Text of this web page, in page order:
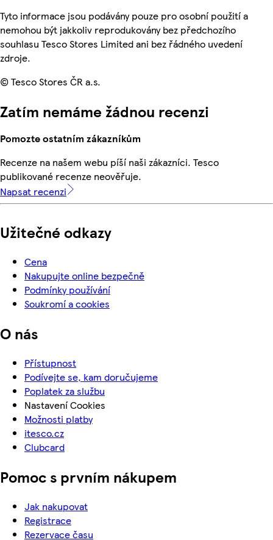
Tyto informace jsou podávány pouze pro osobní použití a
nemohou být jakkoliv reprodukovány bez předchozího
souhlasu Tesco Stores Limited ani bez řádného uvedení
zdroje.
© Tesco Stores ČR a.s.
Zatím nemáme žádnou recenzi
Pomozte ostatním zákazníkům
Recenze na našem webu píší naši zákazníci. Tesco
publikované recenze neověřuje.
Napsat recenzi
Užitečné odkazy
Cena
Nakupujte online bezpečně
Podmínky používání
Soukromí a cookies
O nás
Přístupnost
Podívejte se, kam doručujeme
Poplatek za službu
Nastavení Cookies
Možnosti platby
itesco.cz
Clubcard
Pomoc s prvním nákupem
Jak nakupovat
Registrace
Rezervace času